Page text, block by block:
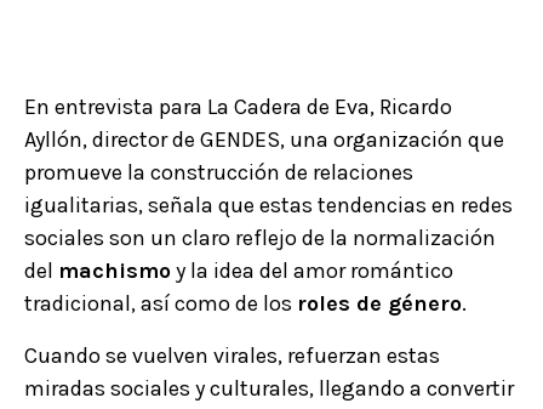
En entrevista para La Cadera de Eva, Ricardo
Ayllón, director de GENDES, una organización que
promueve la construcción de relaciones
igualitarias, señala que estas tendencias en redes
sociales son un claro reflejo de la normalización
del machismoy la idea del amor romántico
tradicional, así como de los roles de género.
Cuando se vuelven virales, refuerzan estas
miradas sociales y culturales, llegando a convertir